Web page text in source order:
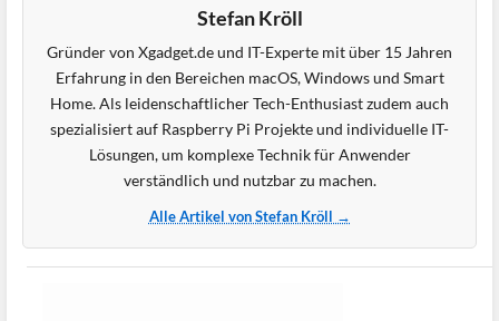
Stefan Kröll
Gründer von Xgadget.de und IT-Experte mit über 15 Jahren
Erfahrung in den Bereichen macOS, Windows und Smart
Home. Als leidenschaftlicher Tech-Enthusiast zudem auch
spezialisiert auf Raspberry Pi Projekte und individuelle IT-
Lösungen, um komplexe Technik für Anwender
verständlich und nutzbar zu machen.
Alle Artikel von Stefan Kröll →